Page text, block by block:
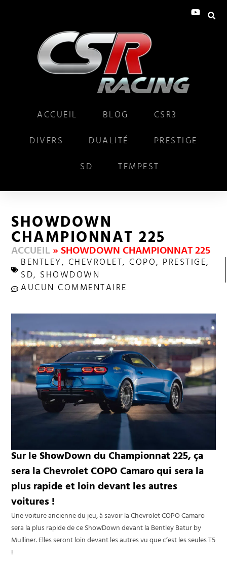
ACCUEIL BLOG
CSR3
DIVERS
DUALITÉ
PRESTIGE
SD
TEMPEST
SHOWDOWN
CHAMPIONNAT 225
ACCUEIL»SHOWDOWN CHAMPIONNAT 225
BENTLEY, CHEVROLET,COPO, PRESTIGE,
SD, SHOWDOWN
AUCUN COMMENTAIRE
Sur le ShowDown du Championnat 225, ça
sera la Chevrolet COPO Camaro qui sera la
plus rapide et loin devant les autres
voitures !
Une voiture ancienne du jeu, à savoir la Chevrolet COPO Camaro
sera la plus rapide de ce ShowDown devant la Bentley Batur by
Mulliner. Elles seront loin devant les autres vu que c’est les seules T5
!